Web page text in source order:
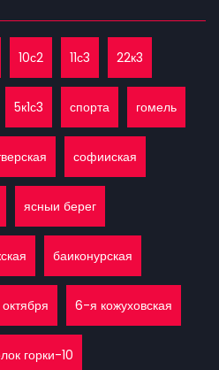
10с2 11с3 22к3
5к1с3 спорта гомель
софииская
ясныи берег
баиконурская
6-я кожуховская
горки-10